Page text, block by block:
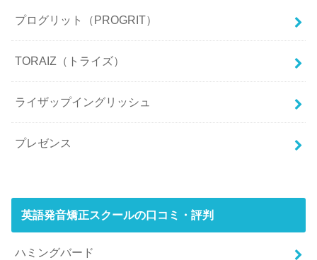
プログリット（PROGRIT）
TORAIZ（トライズ）
ライザップイングリッシュ
プレゼンス
英語発音矯正スクールの口コミ・評判
ハミングバード